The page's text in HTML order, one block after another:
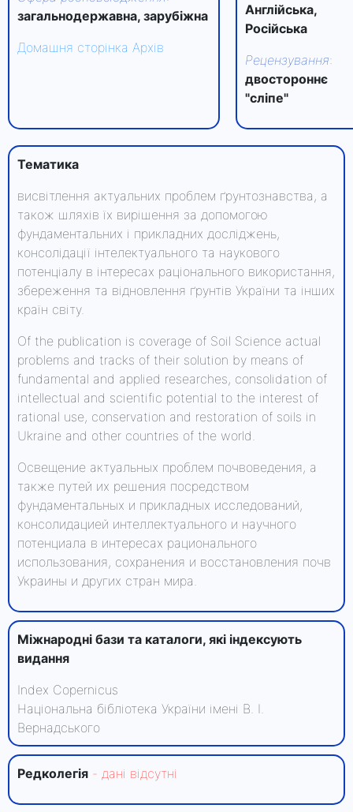
загальнодержавна, зарубіжна
Домашня сторінка Архів
Англійська,
Російська
Рецензування:
двостороннє
"сліпе"
Тематика
висвітлення актуальних проблем ґрунтознавства, а
також шляхів їх вирішення за допомогою
фундаментальних і прикладних досліджень,
консолідації інтелектуального та наукового
потенціалу в інтересах раціонального використання,
збереження та відновлення ґрунтів України та інших
країн світу.
Оf the publication is coverage of Soil Science actual
problems and tracks of their solution by means of
fundamental and applied researches, consolidation of
intellectual and scientific potential to the interest of
rational use, conservation and restoration of soils in
Ukraine and other countries of the world.
Освещение актуальных проблем почвоведения, а
также путей их решения посредством
фундаментальных и прикладных исследований,
консолидацией интеллектуального и научного
потенциала в интересах рационального
использования, сохранения и восстановления почв
Украины и других стран мира.
Міжнародні бази та каталоги, які індексують
видання
Index Copernicus
Національна бібліотека України імені В. І.
Вернадського
Редколегiя - данi вiдсутнi